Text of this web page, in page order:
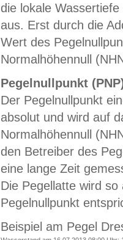
die lokale
aus. Erst durch die
Wert des
Normalhöhennull
Pegelnullpunkt
Der Pegelnullpunkt
absolut und wird auf
Normalhöhennull
den Betreiber des
eine lange Zeit
Die Pegellatte wird
Pegelnullpunkt
Beispiel am Pegel